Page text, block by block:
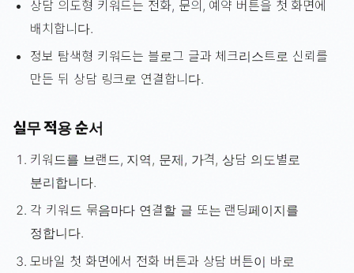
상담 의도형 키워드는 전화, 문의, 예약 버튼을 첫 화면에
배치합니다.
정보 탐색형 키워드는 블로그 글과 체크리스트로 신뢰를
만든 뒤 상담 링크로 연결합니다.
실무 적용 순서
키워드를 브랜드, 지역, 문제, 가격, 상담 의도별로
분리합니다.
각 키워드 묶음마다 연결할 글 또는 랜딩페이지를
정합니다.
모바일 첫 화면에서 전화 버튼과 상담 버튼이 바로